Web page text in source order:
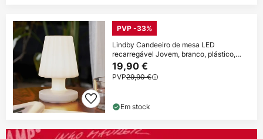
PVP -33%
Lindby Candeeiro de mesa LED
recarregável Jovem, branco, plástico,
RGB
19,90 €
PVP29,90 €
Em stock